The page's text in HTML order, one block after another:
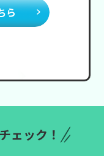
ら
ェック！